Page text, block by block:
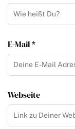
E-Mail *
Webseite